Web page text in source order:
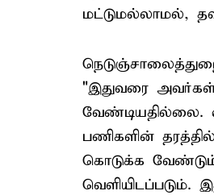
மட்டுமல்லாமல்,
"இதுவரை
வேண்டியதில்லை.
பணிகளின் தரத்தில்
கொடுக்க
வெளியிடப்படும்.